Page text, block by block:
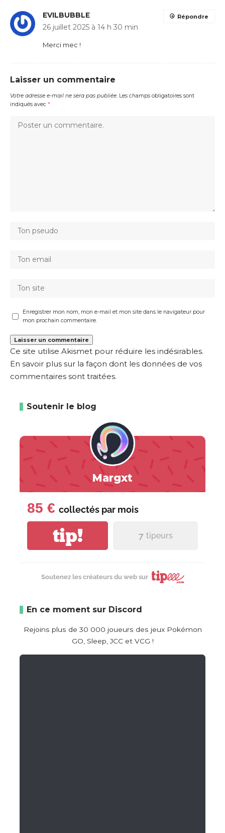
EVILBUBBLE
26 juillet 2025 à 14 h 30 min
Merci mec !
Répondre
Laisser un commentaire
Votre adresse e-mail ne sera pas publiée. Les champs obligatoires sont
indiqués avec *
Enregistrer mon nom, mon e-mail et mon site dans le navigateur pour
mon prochain commentaire.
Ce site utilise Akismet pour réduire les indésirables.
En savoir plus sur la façon dont les données de vos
commentaires sont traitées.
Soutenir le blog
Margxt
85 € collectés par mois
tip! 7 tipeurs
Soutenez les créateurs du web sur
En ce moment sur Discord
Rejoins plus de 30 000 joueurs des jeux Pokémon
GO, Sleep, JCC et VCG !